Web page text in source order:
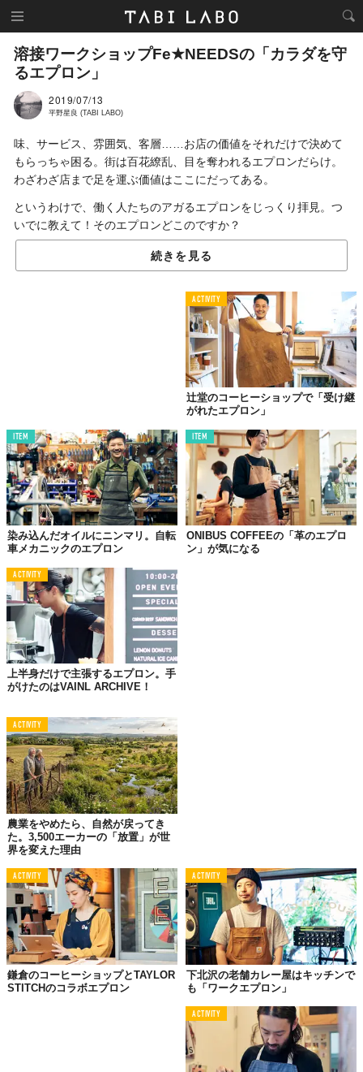
溶接ワークショップFe★NEEDSの「カラダを守
るエプロン」
2019/07/13
平野星良 (TABI LABO)
味、サービス、雰囲気、客層……お店の価値をそれだけで決めて
もらっちゃ困る。街は百花繚乱、目を奪われるエプロンだらけ。
わざわざ店まで足を運ぶ価値はここにだってある。
というわけで、働く人たちのアガるエプロンをじっくり拝見。つ
いでに教えて！そのエプロンどこのですか？
ヴィンテージデニムに開いた穴
Fe★NEEDSのエプロン
スチールや溶接を身近に体験できるアイアンワークショップ
Fe★NEEDS中目黒店。ここのエプロンがとにかくカッコイイ。一
見すればただのデニムエプロン。されど素材も、シルエットも、
溶接加工ならではの用途がデザインに落とし込まれた秀作だ。
インストラクター桑原康介さんの2年もの。まずは裏地からご紹
介。
続きを見る
ACTIVITY
辻堂のコーヒーショップで「受け継
がれたエプロン」
ITEM
染み込んだオイルにニンマリ。自転
車メカニックのエプロン
ITEM
ONIBUS COFFEEの「革のエプロ
ン」が気になる
ACTIVITY
上半身だけで主張するエプロン。手
がけたのはVAINL ARCHIVE！
ACTIVITY
農業をやめたら、自然が戻ってき
た。3,500エーカーの「放置」が世
界を変えた理由
ACTIVITY
鎌倉のコーヒーショップとTAYLOR
STITCHのコラボエプロン
ACTIVITY
下北沢の老舗カレー屋はキッチンで
も「ワークエプロン」
ACTIVITY